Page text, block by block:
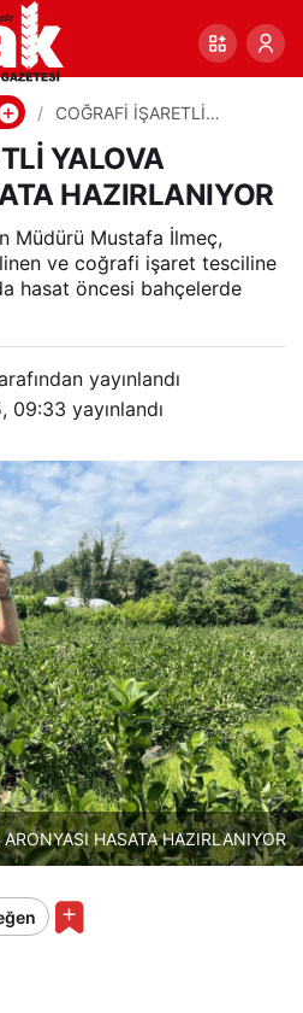
COĞRAFİ İŞARETLİ
HASATA HAZIRLANIYOR
YALOVA
HAZIRLANIYOR
Müdürü Mustafa İlmeç,
ve coğrafi işaret tesciline
hasat öncesi bahçelerde
yayınlandı
09:33 yayınlandı
HASATA HAZIRLANIYOR
0 Paylaş